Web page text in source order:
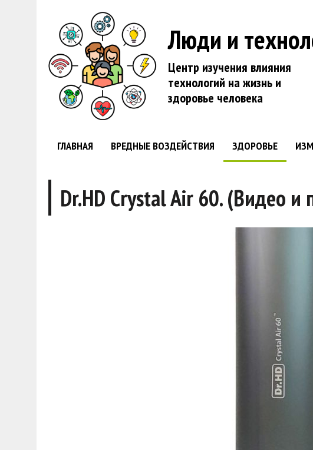
Люди и
Центр изучения влияния
технологий на жизнь и
здоровье человека
ГЛАВНАЯ ВРЕДНЫЕ ВОЗДЕЙСТВИЯ ЗДОРОВЬЕ
Dr.HD Crystal Air 60. (Видео и